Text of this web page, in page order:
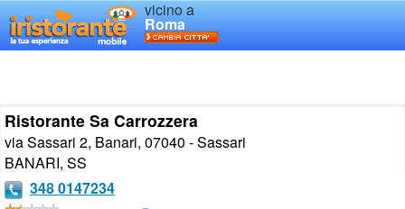
vicino a
Roma
Ristorante Sa Carrozzera
via Sassari 2, Banari, 07040 - Sassari
BANARI, SS
348 0147234